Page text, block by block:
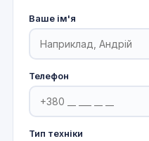
Ваше ім'я
Телефон
Тип техніки